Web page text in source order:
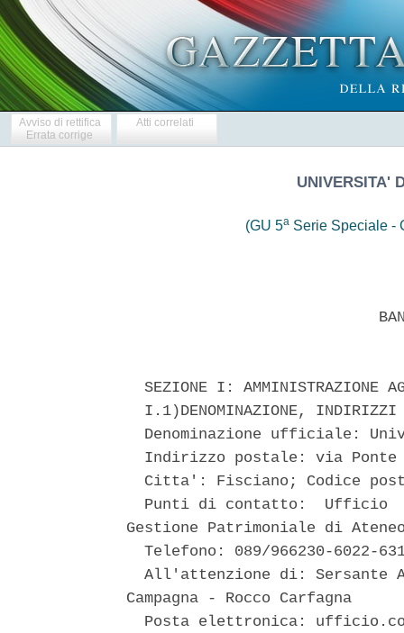
Avviso di rettifica
Errata corrige
Atti correlati
UNIVERSITA'
(GU 5a Serie Speciale -